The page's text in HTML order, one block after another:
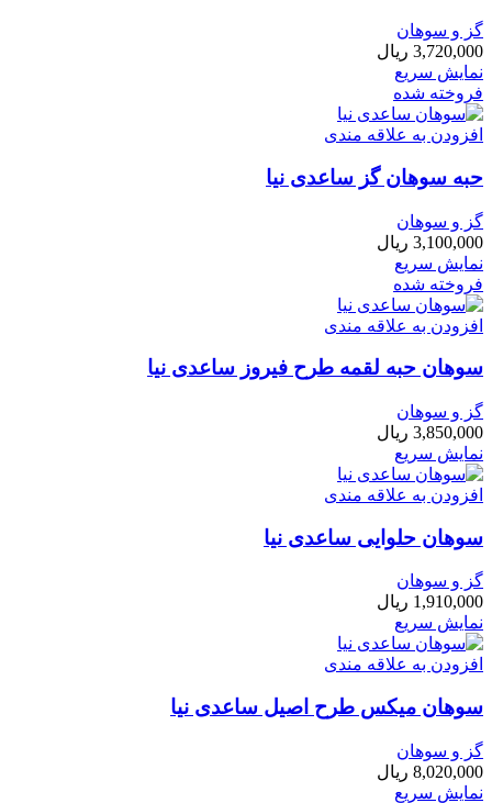
گز و سوهان
3,720,000 ریال
نمایش سریع
فروخته شده
افزودن به علاقه مندی
حبه سوهان گز ساعدی نیا
گز و سوهان
3,100,000 ریال
نمایش سریع
فروخته شده
افزودن به علاقه مندی
سوهان حبه لقمه طرح فیروز ساعدی نیا
گز و سوهان
3,850,000 ریال
نمایش سریع
افزودن به علاقه مندی
سوهان حلوایی ساعدی نیا
گز و سوهان
1,910,000 ریال
نمایش سریع
افزودن به علاقه مندی
سوهان میکس طرح اصیل ساعدی نیا
گز و سوهان
8,020,000 ریال
نمایش سریع